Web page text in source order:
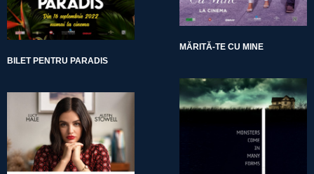
BILET PENTRU PARADIS
MĂRITĂ-TE CU MINE